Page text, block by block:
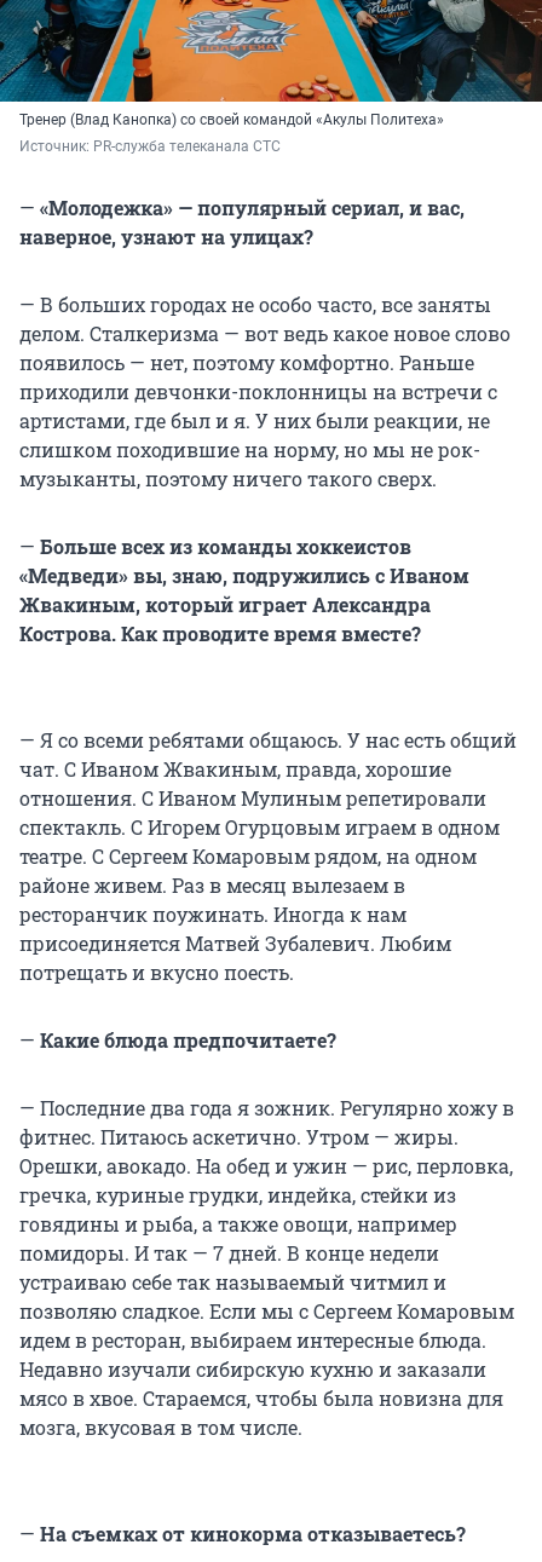
Тренер (Влад Канопка) со своей командой «Акулы Политеха»
Источник: PR-служба телеканала СТС
— «Молодежка» — популярный сериал, и вас,
наверное, узнают на улицах?
— В больших городах не особо часто, все заняты
делом. Сталкеризма — вот ведь какое новое слово
появилось — нет, поэтому комфортно. Раньше
приходили девчонки-поклонницы на встречи с
артистами, где был и я. У них были реакции, не
слишком походившие на норму, но мы не рок-
музыканты, поэтому ничего такого сверх.
— Больше всех из команды хоккеистов
«Медведи» вы, знаю, подружились с Иваном
Жвакиным, который играет Александра
Кострова. Как проводите время вместе?
— Я со всеми ребятами общаюсь. У нас есть общий
чат. С Иваном Жвакиным, правда, хорошие
отношения. С Иваном Мулиным репетировали
спектакль. С Игорем Огурцовым играем в одном
театре. С Сергеем Комаровым рядом, на одном
районе живем. Раз в месяц вылезаем в
ресторанчик поужинать. Иногда к нам
присоединяется Матвей Зубалевич. Любим
потрещать и вкусно поесть.
— Какие блюда предпочитаете?
— Последние два года я зожник. Регулярно хожу в
фитнес. Питаюсь аскетично. Утром — жиры.
Орешки, авокадо. На обед и ужин — рис, перловка,
гречка, куриные грудки, индейка, стейки из
говядины и рыба, а также овощи, например
помидоры. И так — 7 дней. В конце недели
устраиваю себе так называемый читмил и
позволяю сладкое. Если мы с Сергеем Комаровым
идем в ресторан, выбираем интересные блюда.
Недавно изучали сибирскую кухню и заказали
мясо в хвое. Стараемся, чтобы была новизна для
мозга, вкусовая в том числе.
— На съемках от кинокорма отказываетесь?